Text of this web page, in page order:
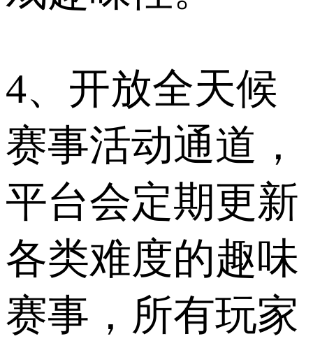
4、开放全天候
赛事活动通道，
平台会定期更新
各类难度的趣味
赛事，所有玩家